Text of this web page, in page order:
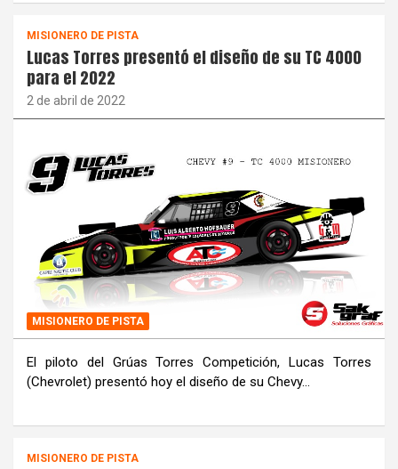
MISIONERO DE PISTA
Lucas Torres presentó el diseño de su TC 4000
para el 2022
2 de abril de 2022
MISIONERO DE PISTA
El piloto del Grúas Torres Competición, Lucas Torres
(Chevrolet) presentó hoy el diseño de su Chevy…
MISIONERO DE PISTA